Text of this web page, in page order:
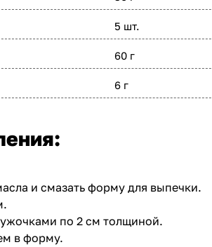
5 шт.
60 г
6 г
и смазать форму для выпечки.
по 2 см толщиной.
в форму.